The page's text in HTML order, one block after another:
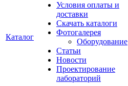
Каталог
Условия оплаты и
доставки
Скачать каталоги
Фотогалерея
Оборудование
Статьи
Новости
Проектирование
лабораторий